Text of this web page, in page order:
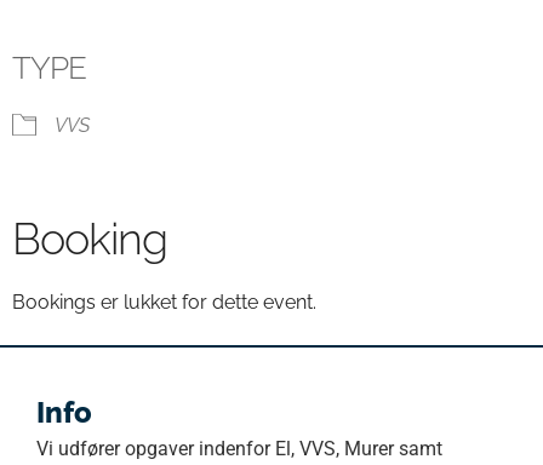
TYPE
VVS
Booking
Bookings er lukket for dette event.
Info
Vi udfører opgaver indenfor El, VVS, Murer samt